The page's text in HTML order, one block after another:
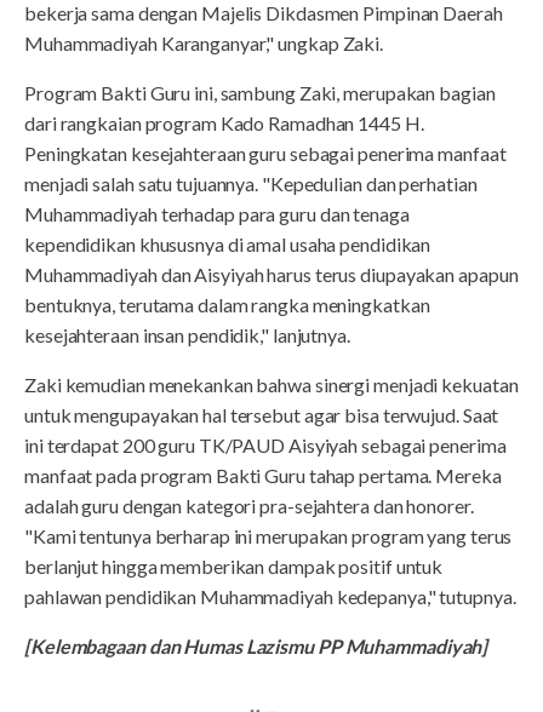
bekerja sama dengan Majelis Dikdasmen Pimpinan Daerah
Muhammadiyah Karanganyar," ungkap Zaki.
Program Bakti Guru ini, sambung Zaki, merupakan bagian
dari rangkaian program Kado Ramadhan 1445 H.
Peningkatan kesejahteraan guru sebagai penerima manfaat
menjadi salah satu tujuannya. "Kepedulian dan perhatian
Muhammadiyah terhadap para guru dan tenaga
kependidikan khususnya di amal usaha pendidikan
Muhammadiyah dan Aisyiyah harus terus diupayakan apapun
bentuknya, terutama dalam rangka meningkatkan
kesejahteraan insan pendidik," lanjutnya.
Zaki kemudian menekankan bahwa sinergi menjadi kekuatan
untuk mengupayakan hal tersebut agar bisa terwujud. Saat
ini terdapat 200 guru TK/PAUD Aisyiyah sebagai penerima
manfaat pada program Bakti Guru tahap pertama. Mereka
adalah guru dengan kategori pra-sejahtera dan honorer.
"Kami tentunya berharap ini merupakan program yang terus
berlanjut hingga memberikan dampak positif untuk
pahlawan pendidikan Muhammadiyah kedepanya," tutupnya.
[Kelembagaan dan Humas Lazismu PP Muhammadiyah]